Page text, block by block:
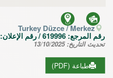
Turkey Düzce / Merkez
رقم المرجع: 619996/ رقم الإعلان:
تحديث التاريخ:13/10/2025
طباعة (PDF)